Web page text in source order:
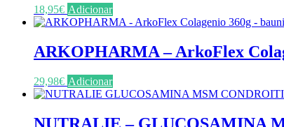
may
chosen
on
product
page
18,95€ Adicionar
ARKOPHARMA – ArkoFlex
29,98€ Adicionar
NUTRALIE – GLUCOSAMINA